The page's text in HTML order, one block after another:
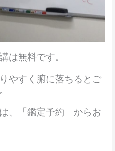
は無料です。
やすく腑に落ちるとご
、「鑑定予約」からお